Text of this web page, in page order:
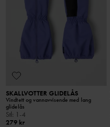
SKALLVOTTER GLIDELÅS
Vindtett og vannavvisende med lang
glidelås
Stl: 1-4
279 kr